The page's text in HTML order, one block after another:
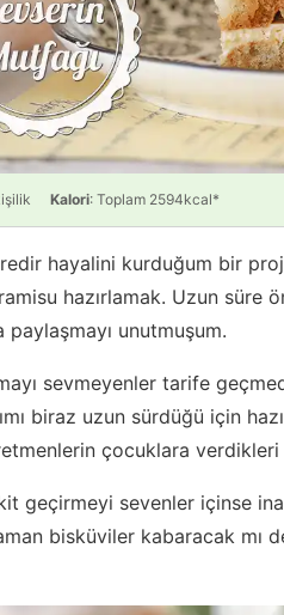
Kalori: Toplam 2594kcal*
hayalini kurduğum bir
hazırlamak. Uzun süre
paylaşmayı unutmuşum.
sevmeyenler tarife
biraz uzun sürdüğü için
çocuklara
geçirmeyi sevenler içinse
bisküviler kabaracak mı